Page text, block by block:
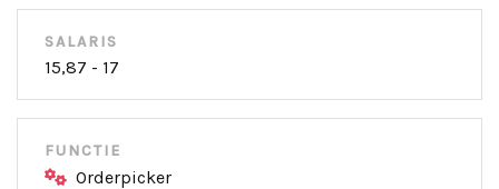
SALARIS
15,87 - 17
FUNCTIE
Orderpicker